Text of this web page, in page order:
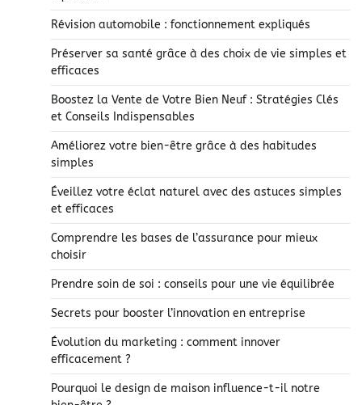
Révision automobile : fonctionnement expliqués
Préserver sa santé grâce à des choix de vie simples et
efficaces
Boostez la Vente de Votre Bien Neuf : Stratégies Clés
et Conseils Indispensables
Améliorez votre bien-être grâce à des habitudes
simples
Éveillez votre éclat naturel avec des astuces simples
et efficaces
Comprendre les bases de l’assurance pour mieux
choisir
Prendre soin de soi : conseils pour une vie équilibrée
Secrets pour booster l’innovation en entreprise
Évolution du marketing : comment innover
efficacement ?
Pourquoi le design de maison influence-t-il notre